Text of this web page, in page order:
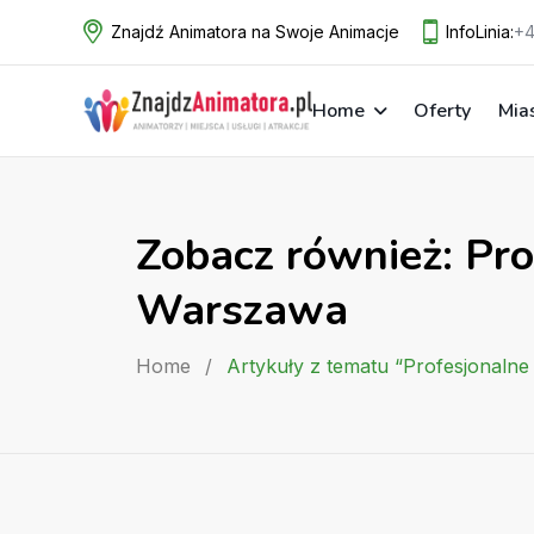
Znajdź Animatora na Swoje Animacje InfoLinia:
Home Oferty
Zobacz również:
Warszawa
Home / Artykuły z tematu